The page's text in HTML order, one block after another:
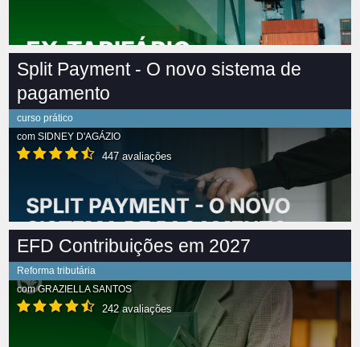
Split Payment - O novo sistema de
pagamento
curso prático
com SIDNEY D'AGÁZIO
447 avaliações
EFD Contribuições em 2027
Reforma tributária
comGRAZIELLA SANTOS
242 avaliações